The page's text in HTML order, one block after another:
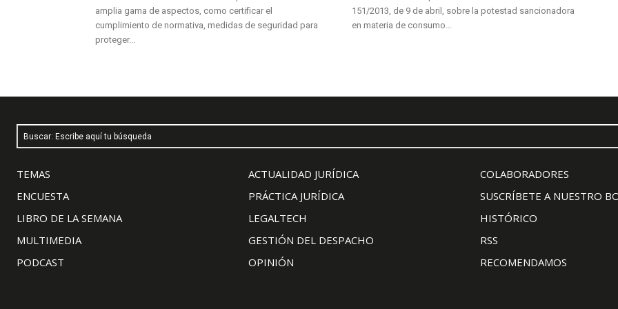
amplia gama de aspectos, como certificar el
cumplimiento de normativa, medidas de seguridad para
proteger...
151/2013, de 9 de abril, sobre la potestad sancionadora
en materia de consumo...
Buscar: Escribe aquí tu búsqueda
TEMAS
ENCUESTA
LIBRO DE LA SEMANA
MULTIMEDIA
PODCAST
ACTUALIDAD JURÍDICA
PRÁCTICA JURÍDICA
LEGALTECH
GESTIÓN DEL DESPACHO
OPINIÓN
COLABORADORES
SUSCRÍBETE A NUESTRO
HISTÓRICO
RSS
RECOMENDAMOS